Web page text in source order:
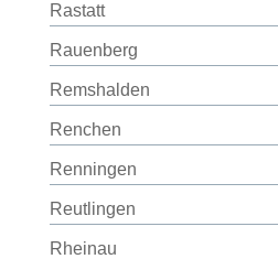
Rastatt
Rauenberg
Remshalden
Renchen
Renningen
Reutlingen
Rheinau